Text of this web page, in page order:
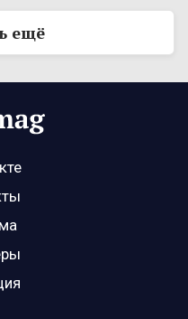
ещё